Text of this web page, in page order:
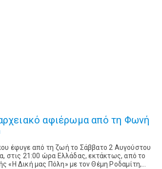
αφιέρωμα από τη Φωνή
έφυγε από τη ζωή το Σάββατο 2 Αυγούστου
στις 21:00 ώρα Ελλάδας, εκτάκτως, από το
«Η Δική μας Πόλη» με τον Θέμη Ροδαμίτη,